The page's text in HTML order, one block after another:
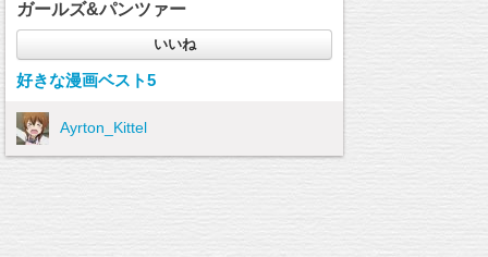
ガールズ&パンツァー
好きな漫画ベスト5
Ayrton_Kittel